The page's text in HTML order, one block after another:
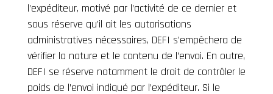
l’expéditeur, motivé par l’activité de ce dernier et
sous réserve qu’il ait les autorisations
administratives nécessaires, DEFI s’empêchera de
vérifier la nature et le contenu de l’envoi. En outre,
DEFI se réserve notamment le droit de contrôler le
poids de l’envoi indiqué par l’expéditeur. Si le